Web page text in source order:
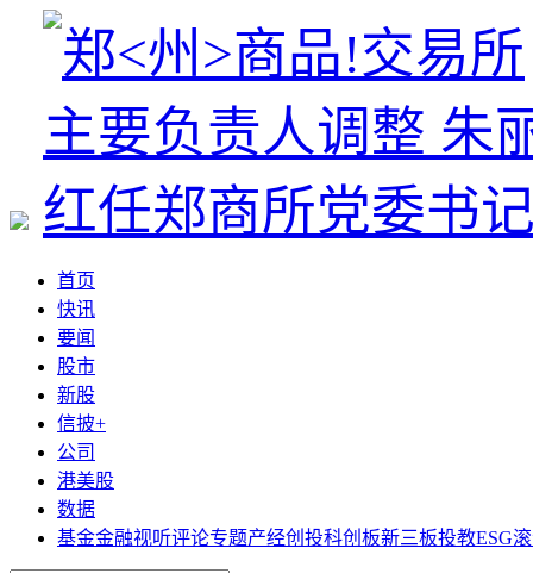
首页
快讯
要闻
股市
新股
信披+
公司
港美股
数据
基金金融视听评论专题产经创投科创板新三板投教ESG